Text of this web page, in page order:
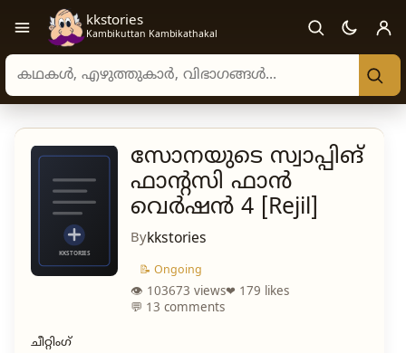
Open navigation menu
kkstories
Kambikuttan Kambikathakal
Search stories, authors, and categories
സോനയുടെ സ്വാപ്പിങ്
ഫാന്റസി ഫാൻ
വെർഷൻ 4 [Rejil]
Bykkstories
📝 Ongoing
👁 103673 views❤ 179 likes
💬 13 comments
ചീറ്റിംഗ്